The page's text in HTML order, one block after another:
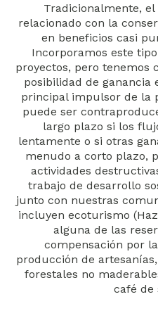
Tradicionalmente,
relacionado con la
en beneficios casi
Incorporamos este
proyectos, pero tenemos
posibilidad de ganancia
principal impulsor de la
puede ser
largo plazo si los
lentamente o si otras
menudo a corto plazo,
actividades
trabajo de desarrollo
junto con nuestras
incluyen ecoturismo
alguna de las
compensación por
producción de
forestales no
café de